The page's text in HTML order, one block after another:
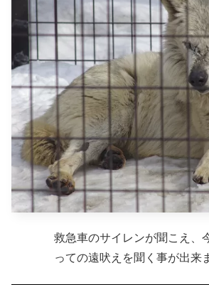
救急車のサイレンが聞こえ、
っての遠吠えを聞く事が出来